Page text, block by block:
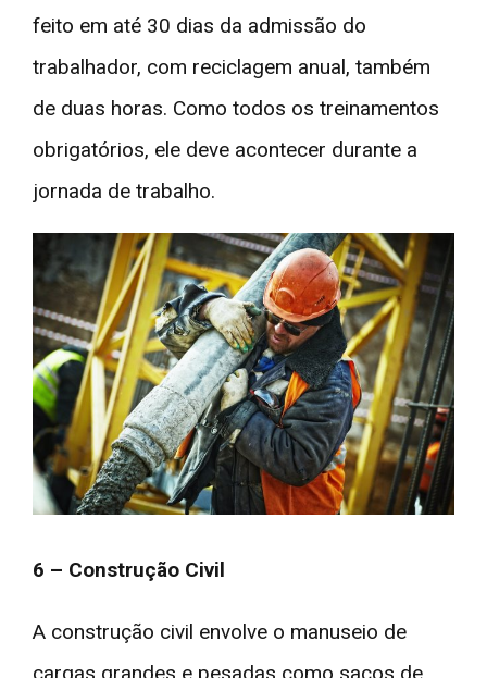
feito em até 30 dias da admissão do
trabalhador, com reciclagem anual, também
de duas horas. Como todos os treinamentos
obrigatórios, ele deve acontecer durante a
jornada de trabalho.
6 – Construção Civil
A construção civil envolve o manuseio de
cargas grandes e pesadas como sacos de